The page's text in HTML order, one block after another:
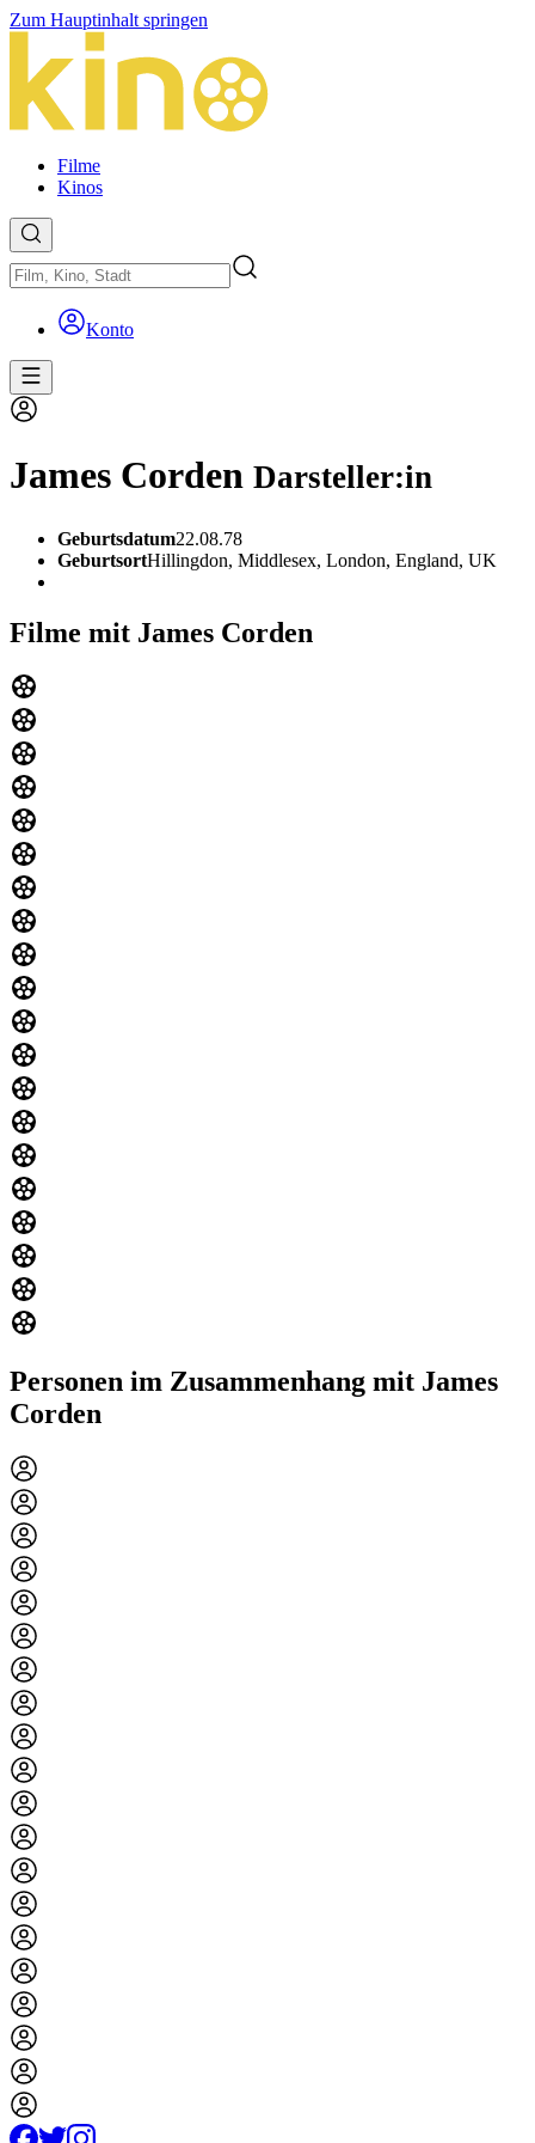
Zum Hauptinhalt springen
Filme
Kinos
Konto
James Corden Darsteller:in
Geburtsdatum22.08.78
GeburtsortHillingdon, Middlesex, London, England, UK
Filme mit James Corden
Personen im Zusammenhang mit James
Corden